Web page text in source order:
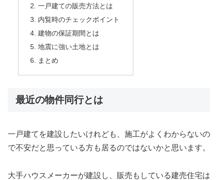
一戸建ての販売方法とは
内覧時のチェックポイント
建物の保証期間とは
地震に強い土地とは
まとめ
最近の物件同行とは
一戸建てを建設したいけれども、施工がよくわからないの
で不安だと思っている方も居るのではないかと思います。
大手ハウスメーカーが建設し、販売もしている建売住宅は